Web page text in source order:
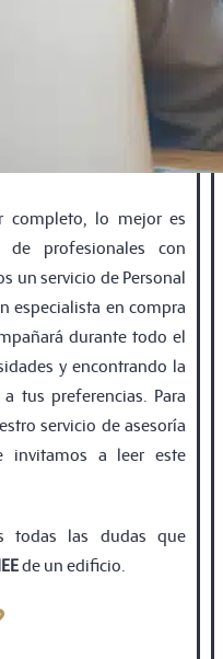
completo, lo mejor es
profesionales con
un servicio de Personal
especialista en compra
durante todo el
y encontrando la
tus preferencias. Para
servicio de asesoría
invitamos a leer este
todas las dudas que
de un ediﬁcio.